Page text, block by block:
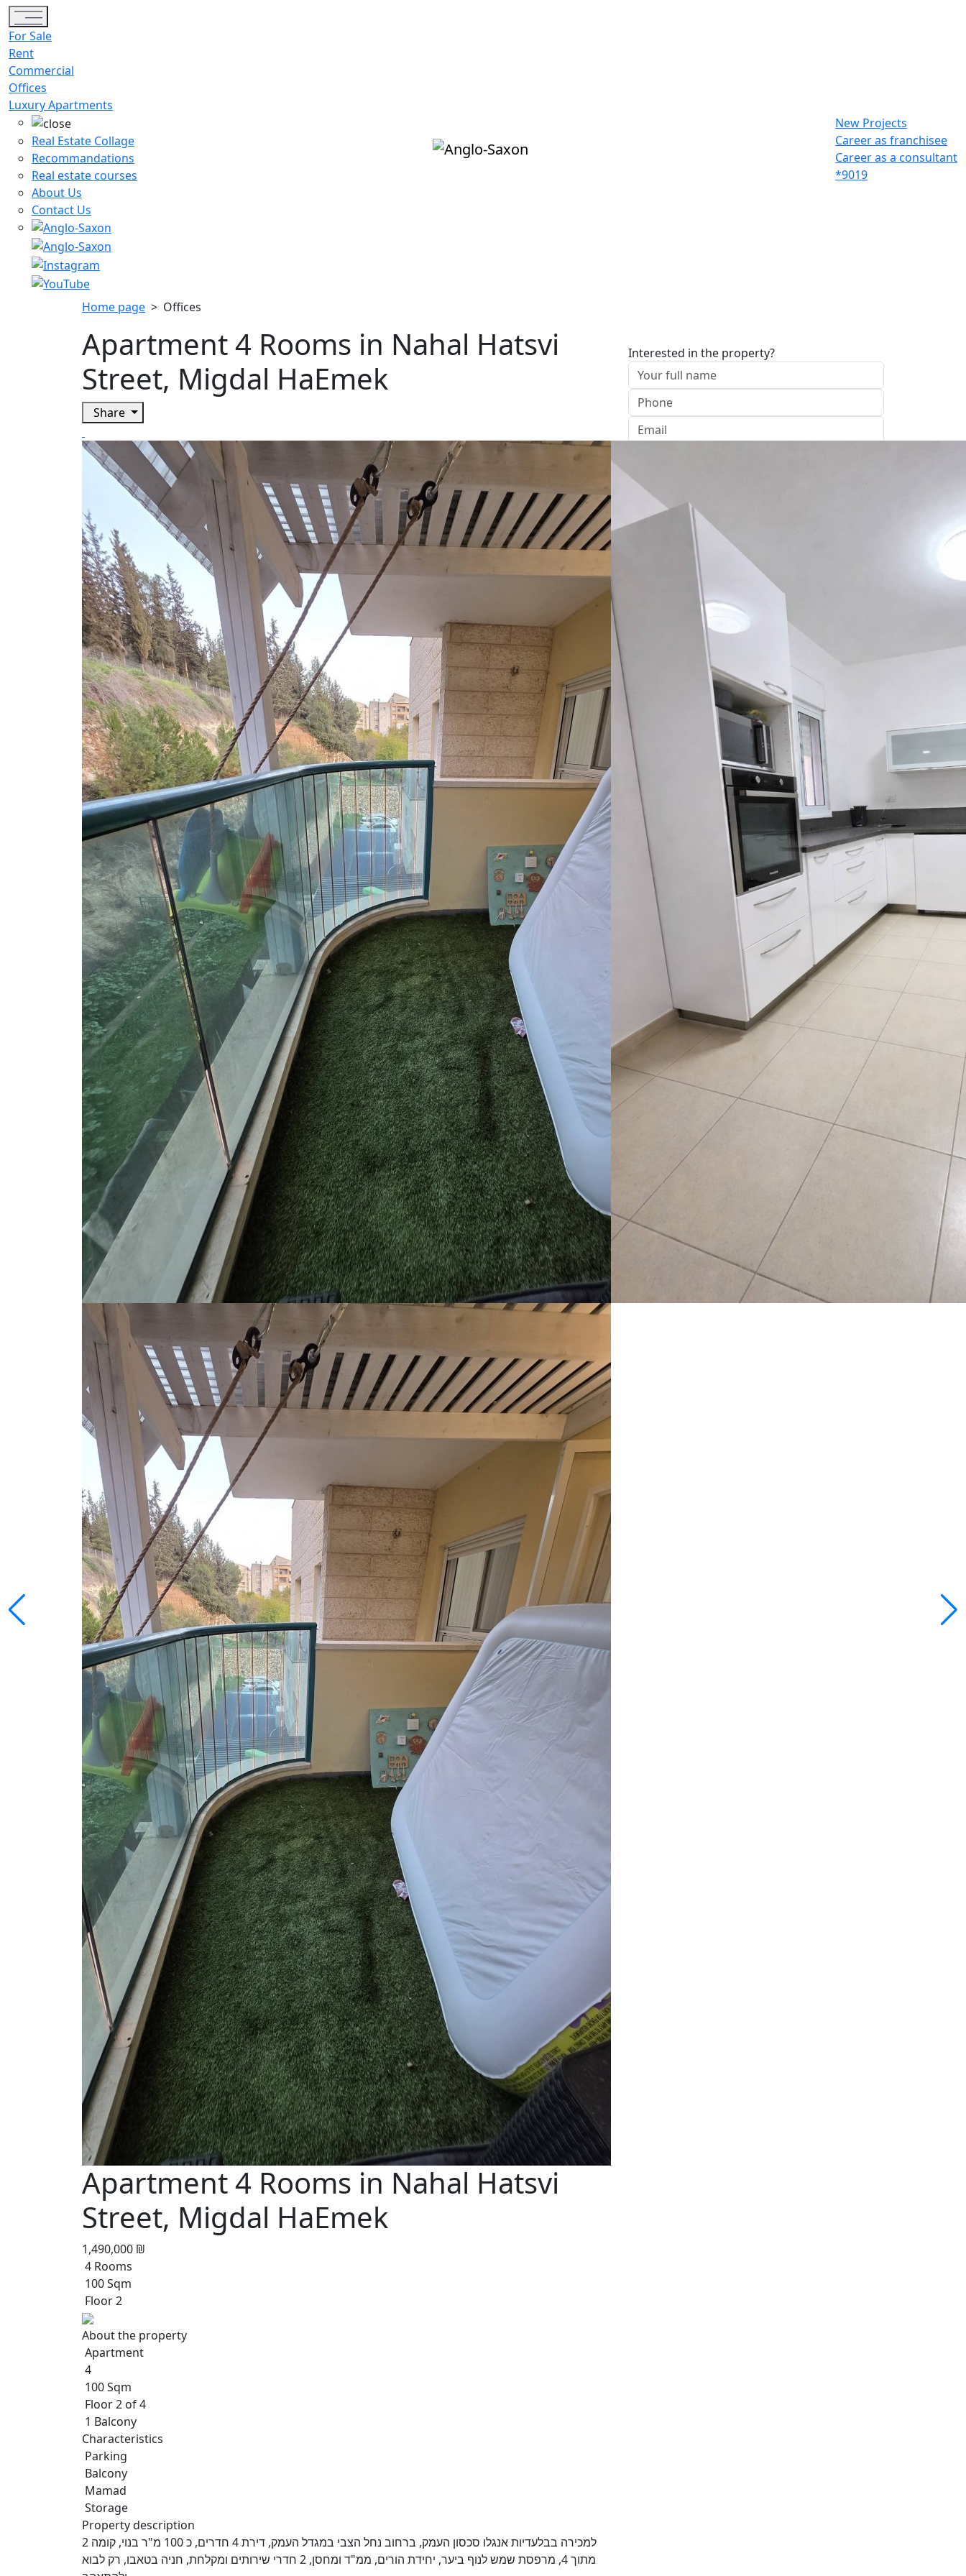
Toggle navigation
For Sale
Rent
Commercial
Offices
Luxury Apartments
Real Estate Collage
Recommandations
Real estate courses
About Us
Contact Us
New Projects
Career as franchisee
Career as a consultant
*9019
Home page > Offices
Apartment 4 Rooms in Nahal Hatsvi
Street, Migdal HaEmek
Share
Apartment 4 Rooms in Nahal Hatsvi
Street, Migdal HaEmek
1,490,000 ₪
4 Rooms
100 Sqm
Floor 2
About the property
Apartment
4
100 Sqm
Floor 2 of 4
1 Balcony
Characteristics
Parking
Balcony
Mamad
Storage
Property description
למכירה בבלעדיות אנגלו סכסון העמק, ברחוב נחל הצבי במגדל העמק, דירת 4 חדרים, כ 100 מ"ר בנוי, קומה 2
מתוך 4, מרפסת שמש לנוף ביער, יחידת הורים, ממ"ד ומחסן, 2 חדרי שירותים ומקלחת, חניה בטאבו, רק לבוא
Interested in the property?
Language:
073-7027422
Leave your details